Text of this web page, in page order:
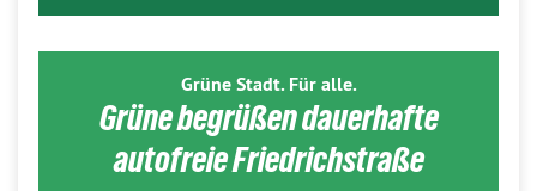
Grüne Stadt. Für alle.
Grüne begrüßen dauerhafte
autofreie Friedrichstraße